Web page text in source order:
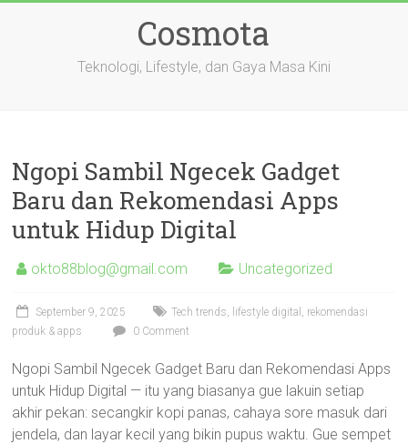
Cosmota
Teknologi, Lifestyle, dan Gaya Masa Kini
Ngopi Sambil Ngecek Gadget
Baru dan Rekomendasi Apps
untuk Hidup Digital
okto88blog@gmail.com Uncategorized
September 9, 2025
Tech trends, lifestyle digital, rekomendasi
produk & apps
0 Comment
Ngopi Sambil Ngecek Gadget Baru dan Rekomendasi Apps
untuk Hidup Digital — itu yang biasanya gue lakuin setiap
akhir pekan: secangkir kopi panas, cahaya sore masuk dari
jendela, dan layar kecil yang bikin pupus waktu. Gue sempet